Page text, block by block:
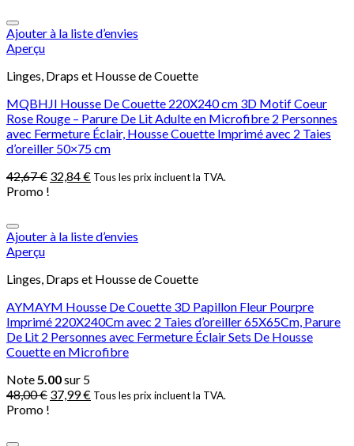
Ajouter à la liste d’envies
Aperçu
Linges, Draps et Housse de Couette
MQBHJI Housse De Couette 220X240 cm 3D Motif Coeur
Rose Rouge – Parure De Lit Adulte en Microfibre 2 Personnes
avec Fermeture Éclair, Housse Couette Imprimé avec 2 Taies
d’oreiller 50×75 cm
42,67€ 32,84€ Tous les prix incluent la TVA.
Promo !
Ajouter à la liste d’envies
Aperçu
Linges, Draps et Housse de Couette
AYMAYM Housse De Couette 3D Papillon Fleur Pourpre
Imprimé 220X240Cm avec 2 Taies d’oreiller 65X65Cm, Parure
De Lit 2 Personnes avec Fermeture Éclair Sets De Housse
Couette en Microfibre
Note5.00sur 5
48,00€ 37,99€ Tous les prix incluent la TVA.
Promo !